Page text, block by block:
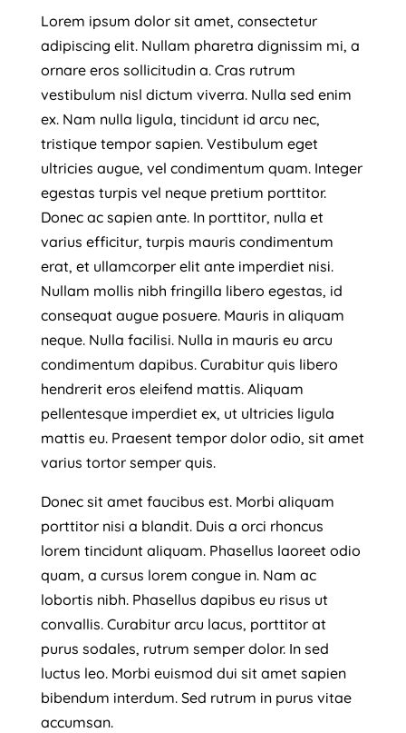
Lorem ipsum dolor sit amet, consectetur
adipiscing elit. Nullam pharetra dignissim mi, a
ornare eros sollicitudin a. Cras rutrum
vestibulum nisl dictum viverra. Nulla sed enim
ex. Nam nulla ligula, tincidunt id arcu nec,
tristique tempor sapien. Vestibulum eget
ultricies augue, vel condimentum quam. Integer
egestas turpis vel neque pretium porttitor.
Donec ac sapien ante. In porttitor, nulla et
varius efficitur, turpis mauris condimentum
erat, et ullamcorper elit ante imperdiet nisi.
Nullam mollis nibh fringilla libero egestas, id
consequat augue posuere. Mauris in aliquam
neque. Nulla facilisi. Nulla in mauris eu arcu
condimentum dapibus. Curabitur quis libero
hendrerit eros eleifend mattis. Aliquam
pellentesque imperdiet ex, ut ultricies ligula
mattis eu. Praesent tempor dolor odio, sit amet
varius tortor semper quis.
Donec sit amet faucibus est. Morbi aliquam
porttitor nisi a blandit. Duis a orci rhoncus
lorem tincidunt aliquam. Phasellus laoreet odio
quam, a cursus lorem congue in. Nam ac
lobortis nibh. Phasellus dapibus eu risus ut
convallis. Curabitur arcu lacus, porttitor at
purus sodales, rutrum semper dolor. In sed
luctus leo. Morbi euismod dui sit amet sapien
bibendum interdum. Sed rutrum in purus vitae
accumsan.